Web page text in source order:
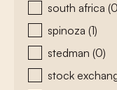
south africa
spinoza (1)
stedman (0)
stock